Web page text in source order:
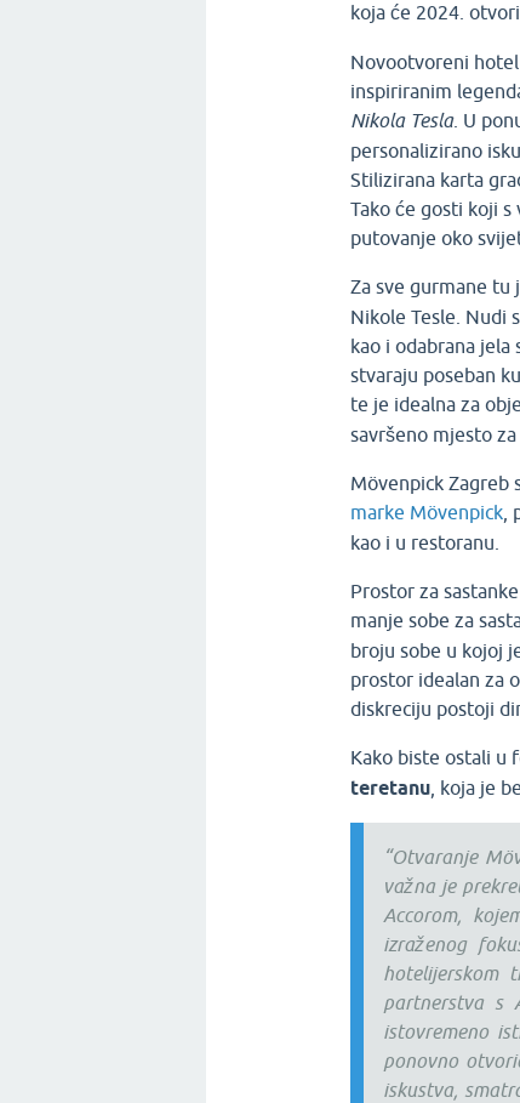
koja će 2024.
Novootvoreni
inspiriranim
Nikola Tesla. U
personalizirano
Stilizirana karta
Tako će gosti koji
putovanje oko
Za sve gurmane tu
Nikole Tesle. Nudi
kao i odabrana
stvaraju poseban
te je idealna za
savršeno mjesto
Mövenpick Zagreb
marke Mövenpick
kao i u restoranu.
Prostor za
manje sobe za
broju sobe u kojoj
prostor idealan za
diskreciju postoji
Kako biste ostali u
teretanu , koja je
“Otvaranje
važna je
Accorom,
izraženog
hotelijerskom
partnerstva s
istovremeno
ponovno
iskustva,